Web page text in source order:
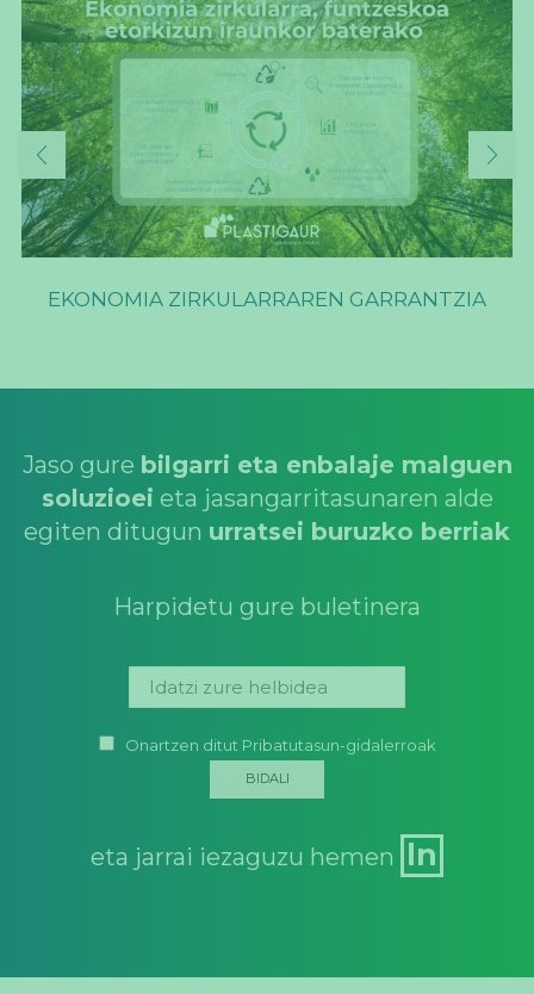
EKONOMIA ZIRKULARRAREN GARRANTZIA
Jaso gure bilgarri eta enbalaje malguen
soluzioei eta jasangarritasunaren alde
egiten ditugun urratsei buruzko berriak
Harpidetu gure buletinera
Onartzen ditut Pribatutasun-gidalerroak
eta jarrai iezaguzu hemen ln